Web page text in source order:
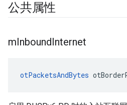
公共属性
mInboundInternet
otPacketsAndBytes